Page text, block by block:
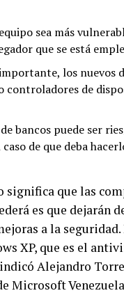
sea más
que se está
los nuevos
controladores de
bancos puede ser
de que deba
significa que las
es que dejarán
a la
XP, que es el
Alejandro
Microsoft